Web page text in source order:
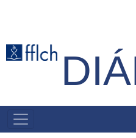
conteúdo
NAVEGAÇÃO
PRINCIPAL